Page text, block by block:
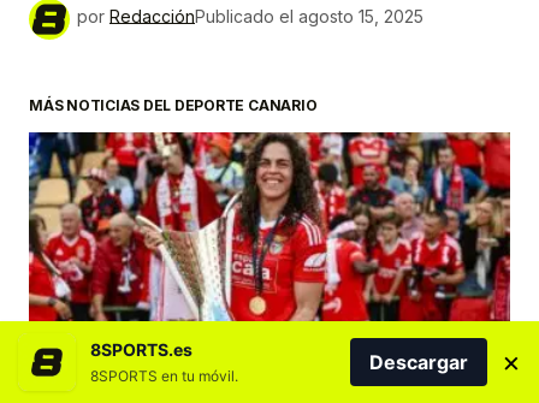
por RedacciónPublicado el agosto 15, 2025
MÁS NOTICIAS DEL DEPORTE CANARIO
DESTACADOSFÚTBOL GRAN CANARIA
La canaria Andrea Falcón se retira del fútbol a
8SPORTS.es
8SPORTS en tu móvil.
Descargar ×